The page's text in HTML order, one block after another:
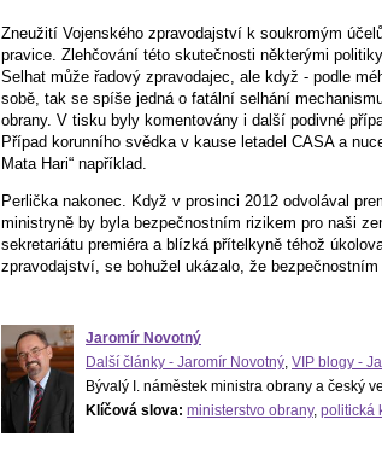
Zneužití Vojenského zpravodajství k soukromým
pravice. Zlehčování této skutečnosti některými
Selhat může řadový zpravodajec, ale když - podle
sobě, tak se spíše jedná o fatální selhání
obrany. V tisku byly komentovány i další podivné
Případ korunního svědka v kause letadel CASA a
Mata Hari“ například.
Perlička nakonec. Když v prosinci 2012 odvolával
ministryně by byla bezpečnostním rizikem pro naši
sekretariátu premiéra a blízká přítelkyně téhož
zpravodajství, se bohužel ukázalo, že
Jaromír Novotný
Další články - Jaromír Novotný VIP blogy -
Bývalý I. náměstek ministra obrany a český
Klíčová slova: ministerstvo obrany, politická